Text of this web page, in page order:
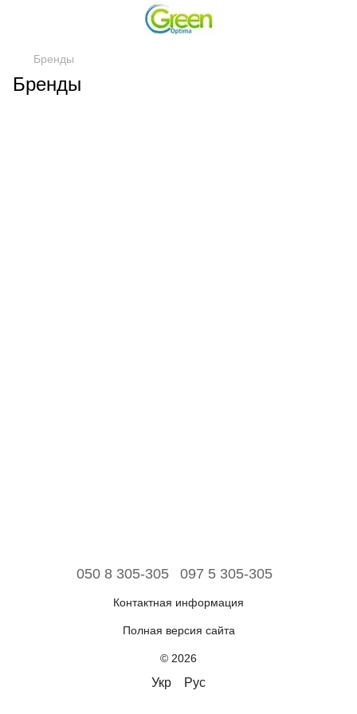
Бренды
Бренды
050 8 305-305 097 5 305-305
Контактная информация
Полная версия сайта
© 2026
Укр Рус